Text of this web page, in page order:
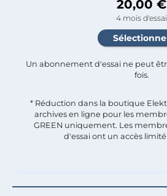
20,00 €
4 mois d'essai
Un abonnement d'essai ne peut
fois.​
* Réduction dans la boutique
archives en ligne pour les
GREEN uniquement. Les
d'essai ont un accès